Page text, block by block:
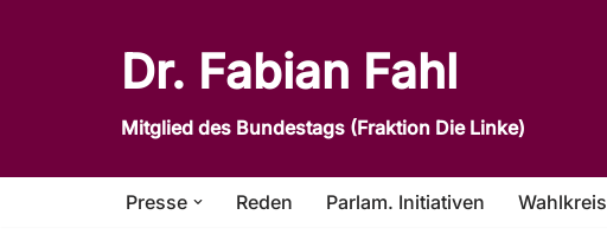
Dr. Fabian Fahl
Mitglied des Bundestags (Fraktion Die Linke)
Presse Reden Parlam. Initiativen Wahlkreis